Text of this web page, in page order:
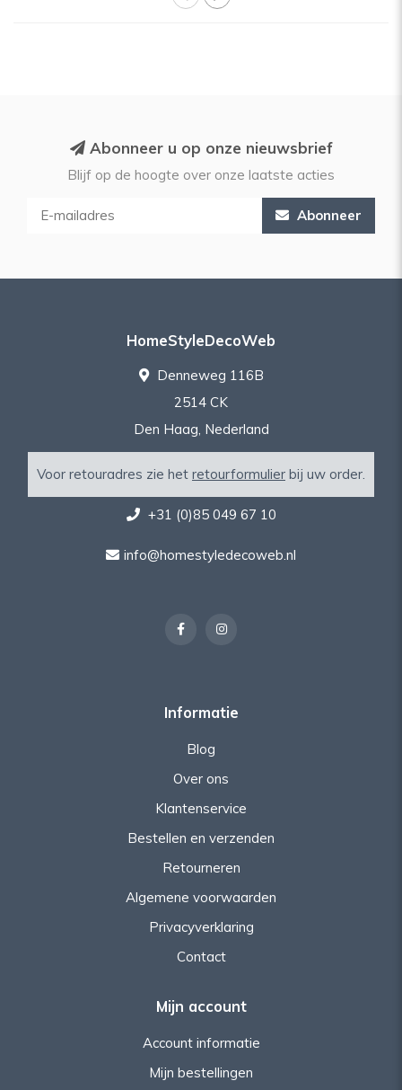
Abonneer u op onze nieuwsbrief
Blijf op de hoogte over onze laatste acties
Abonneer
HomeStyleDecoWeb
Denneweg 116B
2514 CK
Den Haag, Nederland
Voor retouradres zie het retourformulier bij uw order.
+31 (0)85 049 67 10
info@homestyledecoweb.nl
Informatie
Blog
Over ons
Klantenservice
Bestellen en verzenden
Retourneren
Algemene voorwaarden
Privacyverklaring
Contact
Mijn account
Account informatie
Mijn bestellingen